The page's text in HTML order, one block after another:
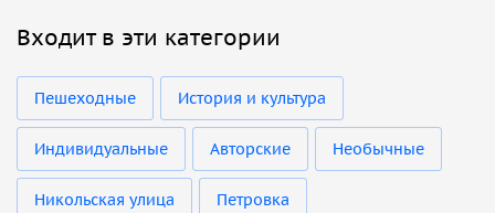
Входит в эти категории
Пешеходные История и культура
Индивидуальные Авторские Необычные
Никольская улица Петровка